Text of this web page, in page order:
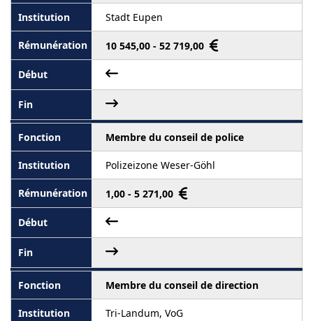
Stadt Eupen
10 545,00 - 52 719,00
Membre du conseil de police
Polizeizone Weser-Göhl
1,00 - 5 271,00
Membre du conseil de direction
Tri-Landum, VoG